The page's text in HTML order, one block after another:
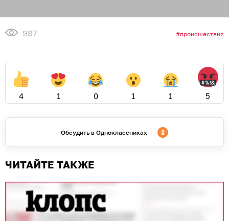
987 происшествия
4 1 0 1 1 5
Обсудить в Одноклассниках
ЧИТАЙТЕ ТАКЖЕ